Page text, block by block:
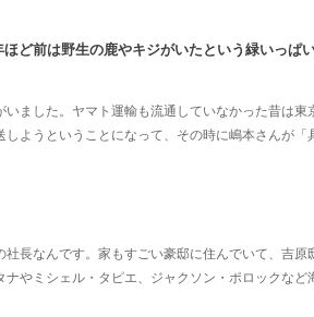
ど前は野生の鹿やキジがいたという緑いっぱ
ました。ヤマト運輸も流通していなかった昔は東
ようということになって、その時に嶋本さんが「
長なんです。家もすごい豪邸に住んでいて、吉原
やミシェル・タピエ、ジャクソン・ポロックなど